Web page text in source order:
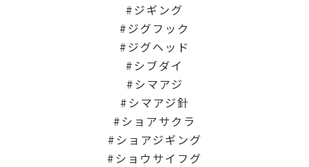
ジギング
ジグフック
ジグヘッド
シブダイ
シマアジ
シマアジ針
ショアサクラ
ショアジギング
ショウサイフグ